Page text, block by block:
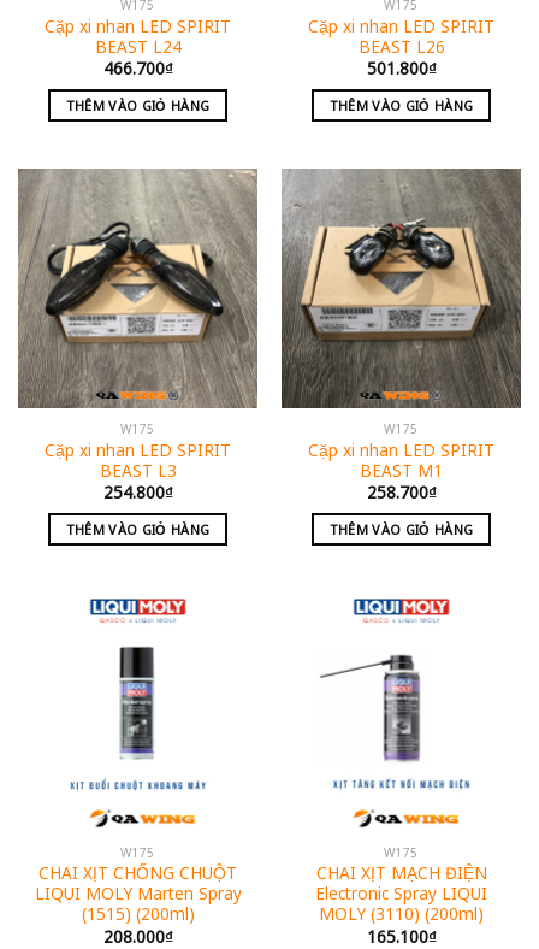
W175
Cặp xi nhan LED SPIRIT
BEAST L24
466.700₫
THÊM VÀO GIỎ HÀNG
W175
Cặp xi nhan LED SPIRIT
BEAST L26
501.800₫
THÊM VÀO GIỎ HÀNG
W175
Cặp xi nhan LED SPIRIT
BEAST L3
254.800₫
THÊM VÀO GIỎ HÀNG
W175
Cặp xi nhan LED SPIRIT
BEAST M1
258.700₫
THÊM VÀO GIỎ HÀNG
W175
CHAI XỊT CHỐNG CHUỘT
LIQUI MOLY Marten Spray
(1515) (200ml)
208.000₫
W175
CHAI XỊT MẠCH ĐIỆN
Electronic Spray LIQUI
MOLY (3110) (200ml)
165.100₫